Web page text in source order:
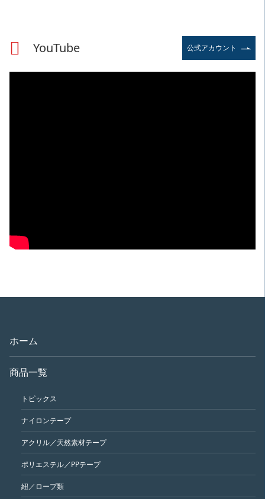
YouTube 公式アカウント
ホーム
商品一覧
トピックス
ナイロンテープ
アクリル／天然素材テープ
ポリエステル／PPテープ
紐／ロープ類